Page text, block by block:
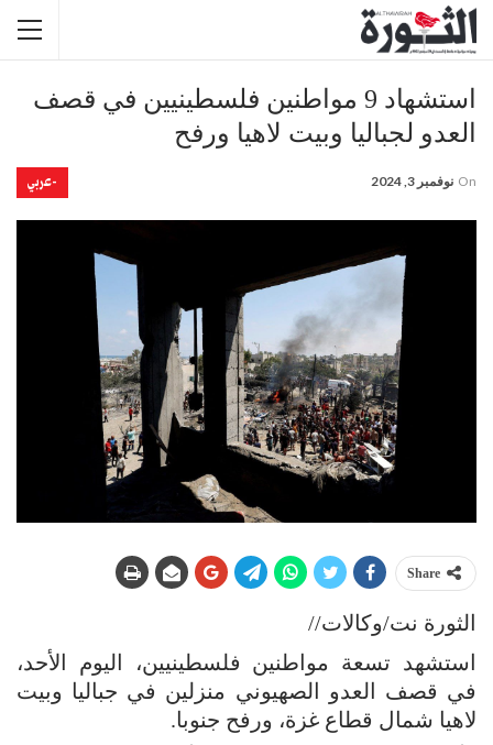
استشهاد 9 مواطنين فلسطينيين في قصف
العدو لجباليا وبيت لاهيا ورفح
-عربي On نوفمبر 3, 2024
Share
الثورة نت/وكالات//
استشهد تسعة مواطنين فلسطينيين، اليوم الأحد،
في قصف العدو الصهيوني منزلين في جباليا وبيت
لاهيا شمال قطاع غزة، ورفح جنوبا.